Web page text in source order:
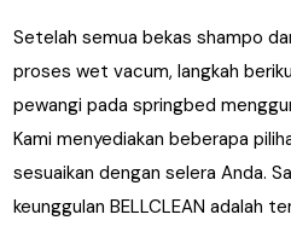
Setelah semua bekas shampo
proses wet vacum, langkah
pewangi pada springbed
Kami menyediakan beberapa
sesuaikan dengan selera Anda.
keunggulan BELLCLEAN adalah